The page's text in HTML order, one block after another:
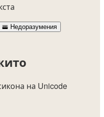
🚟 Недоразумения
на Unicode